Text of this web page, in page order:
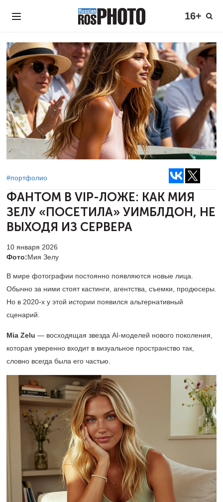
16+
#портфолио
ФАНТОМ В VIP-ЛОЖЕ: КАК МИЯ
ЗЕЛУ «ПОСЕТИЛА» УИМБЛДОН, НЕ
ВЫХОДЯ ИЗ СЕРВЕРА
10 января 2026
Фото:Мия Зелу
В мире фотографии постоянно появляются новые лица.
Обычно за ними стоят кастинги, агентства, съемки, продюсеры.
Но в 2020-х у этой истории появился альтернативный
сценарий.
Mia Zelu — восходящая звезда AI-моделей нового поколения,
которая уверенно входит в визуальное пространство так,
словно всегда была его частью.